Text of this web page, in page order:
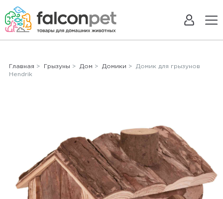
Главная > Грызуны > Дом > Домики > Домик для грызунов
Hendrik